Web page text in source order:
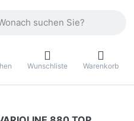
Wunschliste Warenkorb